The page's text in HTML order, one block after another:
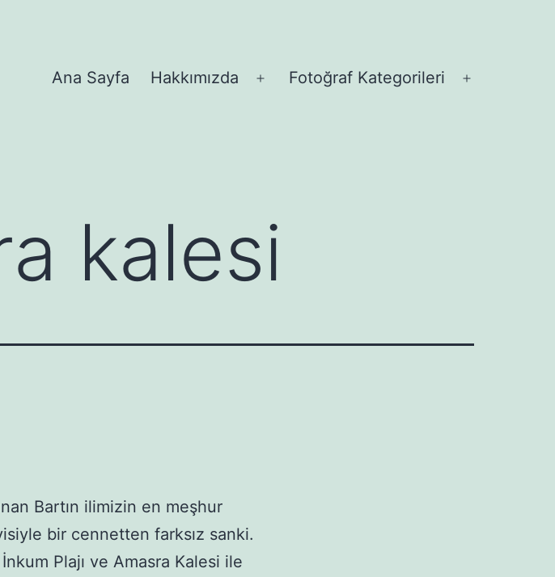
Ana Sayfa Hakkımızda
Menüyü
Fotoğraf Kategorileri
kalesi
Bartın ilimizin en meşhur
bir cennetten farksız sanki.
İnkum Plajı ve Amasra Kalesi ile